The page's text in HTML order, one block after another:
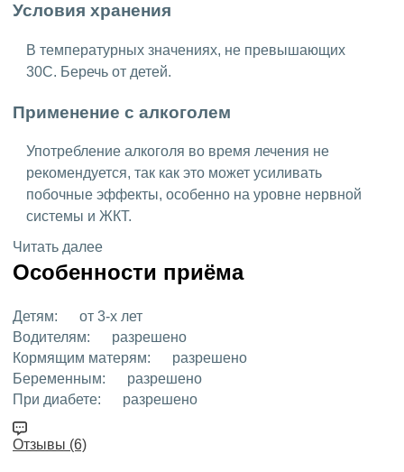
Условия хранения
В температурных значениях, не превышающих
30C. Беречь от детей.
Применение с алкоголем
Употребление алкоголя во время лечения не
рекомендуется, так как это может усиливать
побочные эффекты, особенно на уровне нервной
системы и ЖКТ.
Читать далее
Особенности приёма
Детям:
от 3-х лет
Водителям:
разрешено
Кормящим матерям:
разрешено
Беременным:
разрешено
При диабете:
разрешено
Отзывы (6)